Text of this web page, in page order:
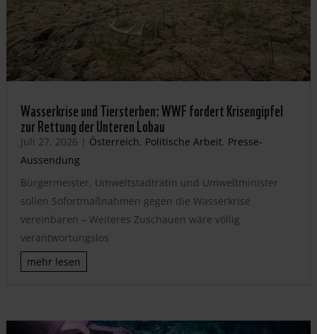
Wasserkrise und Tiersterben: WWF fordert Krisengipfel
zur Rettung der Unteren Lobau
Juli 27, 2026 | Österreich, Politische Arbeit, Presse-
Aussendung
Bürgermeister, Umweltstadträtin und Umweltminister
sollen Sofortmaßnahmen gegen die Wasserkrise
vereinbaren – Weiteres Zuschauen wäre völlig
verantwortungslos
mehr lesen